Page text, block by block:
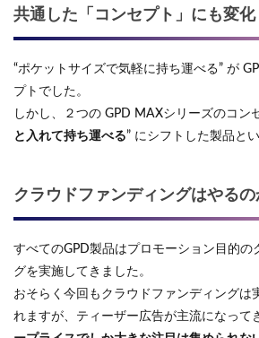
共通した「コンセプト」にも変化
“ポケットサイズで気軽に持ち運べる” が
プトでした。
しかし、２つの GPD MAXシリーズのコン
と入れて持ち運べる” にシフトした製品とい
クラウドファンディングはやるの
すべてのGPD製品はプロモーション目的の
グを実施してきました。
おそらく今回もクラウドファンディングは
れますが、ティーザー広告が主流になって